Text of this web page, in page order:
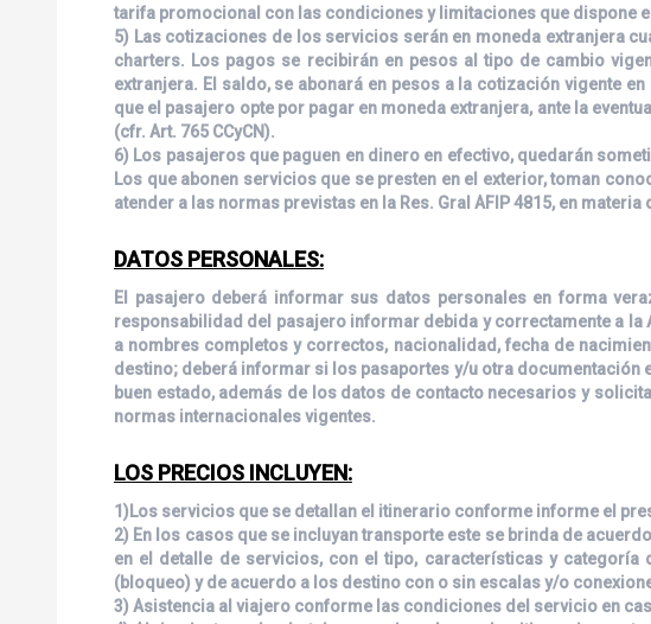
tarifa promocional con las condiciones y limitaciones que dispone
5) Las cotizaciones de los servicios serán en moneda extranjera
charters. Los pagos se recibirán en pesos al tipo de cambio
extranjera. El saldo, se abonará en pesos a la cotización vigente
que el pasajero opte por pagar en moneda extranjera, ante la
(cfr. Art. 765 CCyCN).
6) Los pasajeros que paguen en dinero en efectivo, quedarán
Los que abonen servicios que se presten en el exterior, toman
atender a las normas previstas en la Res. Gral AFIP 4815, en
DATOS PERSONALES:
El pasajero deberá informar sus datos personales en forma
responsabilidad del pasajero informar debida y correctamente a la
a nombres completos y correctos, nacionalidad, fecha de
destino; deberá informar si los pasaportes y/u otra documentación
buen estado, además de los datos de contacto necesarios y
normas internacionales vigentes.
LOS PRECIOS INCLUYEN:
1)Los servicios que se detallan el itinerario conforme informe el
2) En los casos que se incluyan transporte este se brinda de
en el detalle de servicios, con el tipo, características y
(bloqueo) y de acuerdo a los destino con o sin escalas y/o
3) Asistencia al viajero conforme las condiciones del servicio en